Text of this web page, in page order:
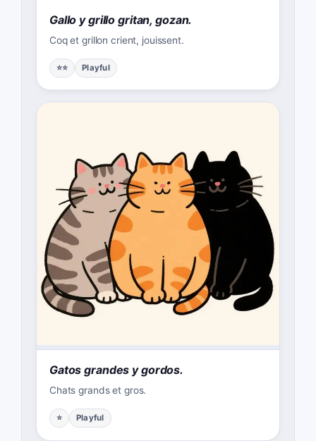
Gallo y grillo gritan, gozan.
Coq et grillon crient, jouissent.
⭐⭐ Playful
Gatos grandes y gordos.
Chats grands et gros.
⭐ Playful